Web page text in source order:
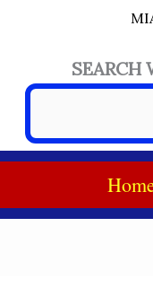
SEARCH